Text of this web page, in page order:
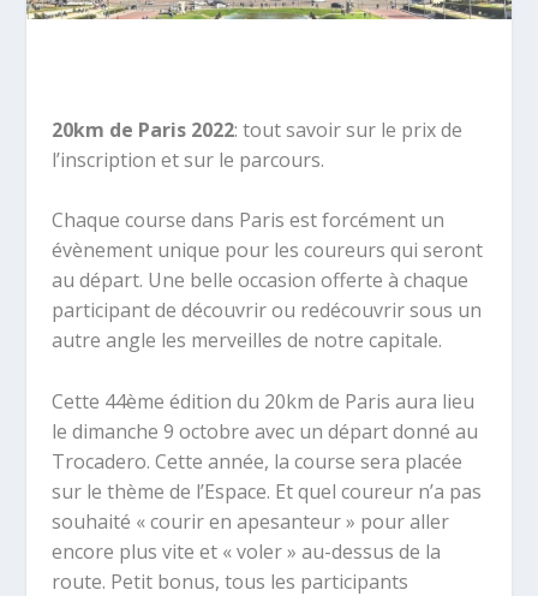
20km de Paris 2022: tout savoir sur le prix de
l’inscription et sur le parcours.
Chaque course dans Paris est forcément un
évènement unique pour les coureurs qui seront
au départ. Une belle occasion offerte à chaque
participant de découvrir ou redécouvrir sous un
autre angle les merveilles de notre capitale.
Cette 44ème édition du 20km de Paris aura lieu
le dimanche 9 octobre avec un départ donné au
Trocadero. Cette année, la course sera placée
sur le thème de l’Espace. Et quel coureur n’a pas
souhaité « courir en apesanteur » pour aller
encore plus vite et « voler » au-dessus de la
route. Petit bonus, tous les participants